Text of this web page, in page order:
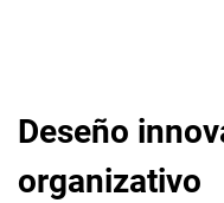
Deseño
organizativo